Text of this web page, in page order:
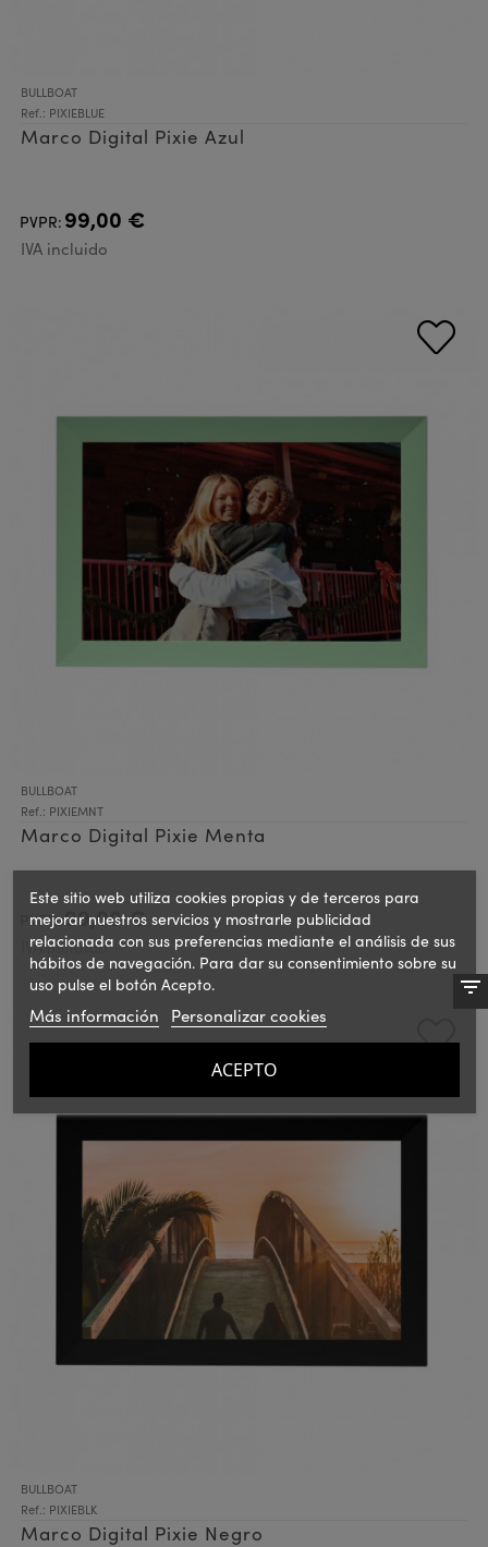
BULLBOAT
Ref.: PIXIEBLUE
Marco Digital Pixie Azul
PVPR: 99,00 €
IVA incluido
BULLBOAT
Ref.: PIXIEMNT
Marco Digital Pixie Menta
PVPR:99,00 €
IVA incluido
BULLBOAT
Ref.: PIXIEBLK
Marco Digital Pixie Negro
Este sitio web utiliza cookies propias y de terceros para
mejorar nuestros servicios y mostrarle publicidad
relacionada con sus preferencias mediante el análisis de sus
hábitos de navegación. Para dar su consentimiento sobre su
uso pulse el botón Acepto.
Más información Personalizar cookies
ACEPTO